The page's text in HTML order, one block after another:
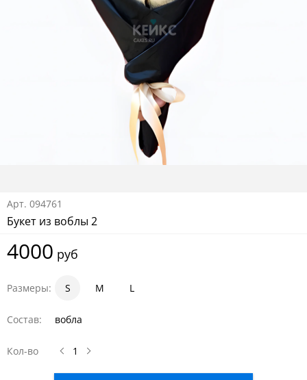
Арт. 094761
Букет из воблы 2
4000 руб
Размеры: S
1 M
1.5 L
2
Состав: вобла
Кол-во